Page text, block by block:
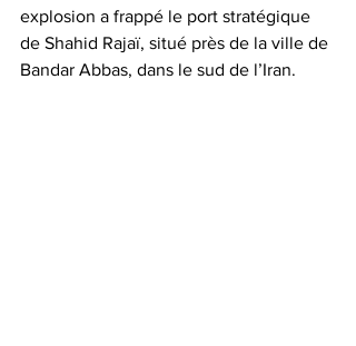
explosion a frappé le port stratégique
de Shahid Rajaï, situé près de la ville de
Bandar Abbas, dans le sud de l’Iran.